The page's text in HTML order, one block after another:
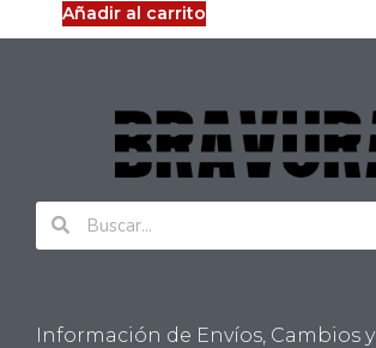
Añadir al carrito
Información de Envíos, Cambios y